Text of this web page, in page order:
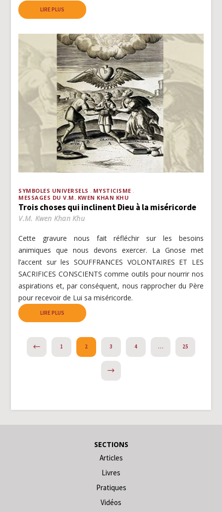
LIRE PLUS
SYMBOLES UNIVERSELS
MYSTICISME
MESSAGES DU V.M. KWEN KHAN KHU
Trois choses qui inclinent Dieu à la miséricorde
V.M. Kwen Khan Khu
Cette gravure nous fait réfléchir sur les besoins
animiques que nous devons exercer. La Gnose met
l’accent sur les SOUFFRANCES VOLONTAIRES ET LES
SACRIFICES CONSCIENTS comme outils pour nourrir nos
aspirations et, par conséquent, nous rapprocher du Père
pour recevoir de Lui sa miséricorde.
LIRE PLUS
PREVIOUS1 2 3 4 … 25
SECTIONS
Articles
Livres
Pratiques
Vidéos